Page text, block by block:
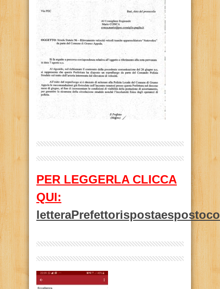
PER LEGGERLA CLICCA
QUI: